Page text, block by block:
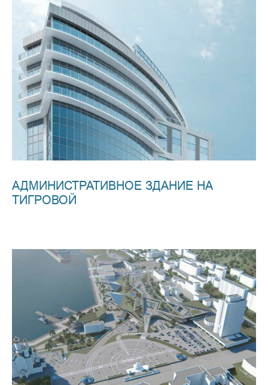
АДМИНИСТРАТИВНОЕ ЗДАНИЕ НА
ТИГРОВОЙ